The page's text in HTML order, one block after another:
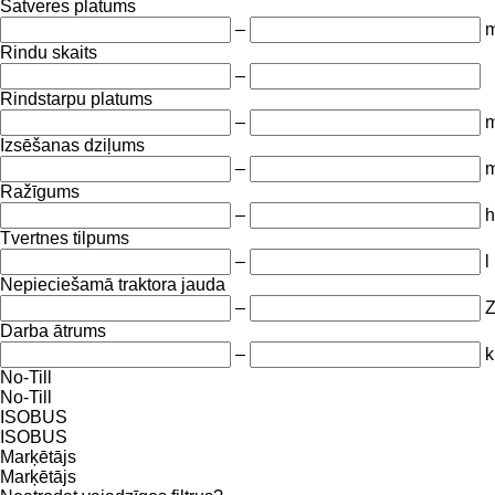
Satveres platums
–
Rindu skaits
–
Rindstarpu platums
–
Izsēšanas dziļums
–
Ražīgums
–
Tvertnes tilpums
–
Nepieciešamā traktora jauda
–
Darba ātrums
–
No-Till
No-Till
ISOBUS
ISOBUS
Marķētājs
Marķētājs